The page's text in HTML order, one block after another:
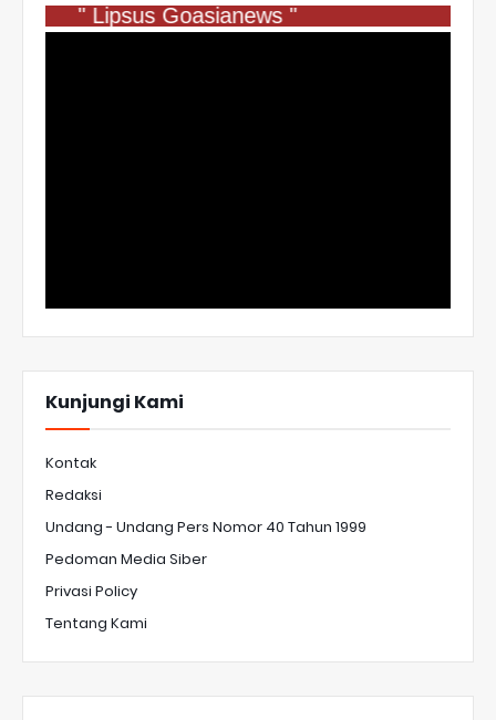
" Lipsus Goasianews "
Kunjungi Kami
Kontak
Redaksi
Undang - Undang Pers Nomor 40 Tahun 1999
Pedoman Media Siber
Privasi Policy
Tentang Kami